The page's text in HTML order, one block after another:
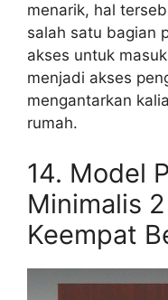
menarik, hal
salah satu bagian
akses untuk
menjadi akses
mengantarkan
rumah.
14. Model
Minimalis
Keempat